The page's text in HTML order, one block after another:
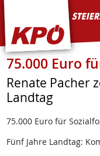
KPÖ Steiermark
75.000 Euro
Renate Pacher
Landtag
75.000 Euro für
Fünf Jahre Landtag: